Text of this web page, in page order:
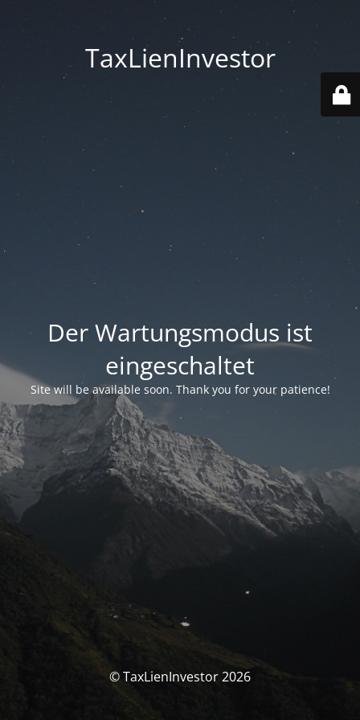
TaxLienInvestor
Der Wartungsmodus ist
eingeschaltet
Site will be available soon. Thank you for your patience!
© TaxLienInvestor 2026